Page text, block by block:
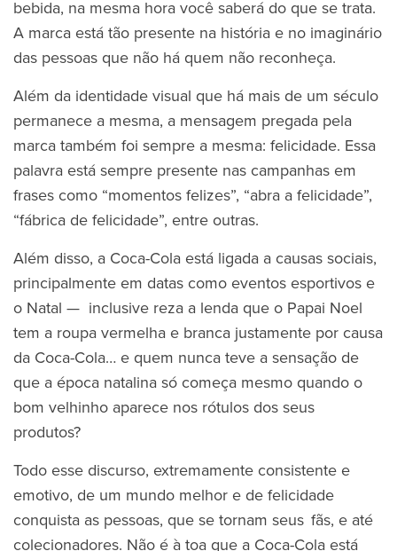
bebida, na mesma hora você saberá do que se trata.
A marca está tão presente na história e no imaginário
das pessoas que não há quem não reconheça.
Além da identidade visual que há mais de um século
permanece a mesma, a mensagem pregada pela
marca também foi sempre a mesma: felicidade. Essa
palavra está sempre presente nas campanhas em
frases como “momentos felizes”, “abra a felicidade”,
“fábrica de felicidade”, entre outras.
Além disso, a Coca-Cola está ligada a causas sociais,
principalmente em datas como eventos esportivos e
o Natal — inclusive reza a lenda que o Papai Noel
tem a roupa vermelha e branca justamente por causa
da Coca-Cola… e quem nunca teve a sensação de
que a época natalina só começa mesmo quando o
bom velhinho aparece nos rótulos dos seus
produtos?
Todo esse discurso, extremamente consistente e
emotivo, de um mundo melhor e de felicidade
conquista as pessoas, que se tornam seus fãs, e até
colecionadores. Não é à toa que a Coca-Cola está